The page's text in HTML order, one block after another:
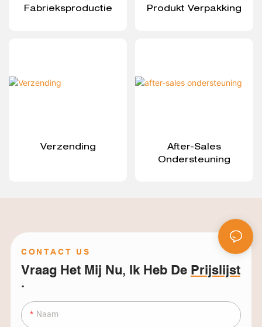
Fabrieksproductie Produkt Verpakking
Verzending
After-Sales
Ondersteuning
CONTACT US
Vraag Het Mij Nu, Ik Heb De Prijslijst
.
Naam